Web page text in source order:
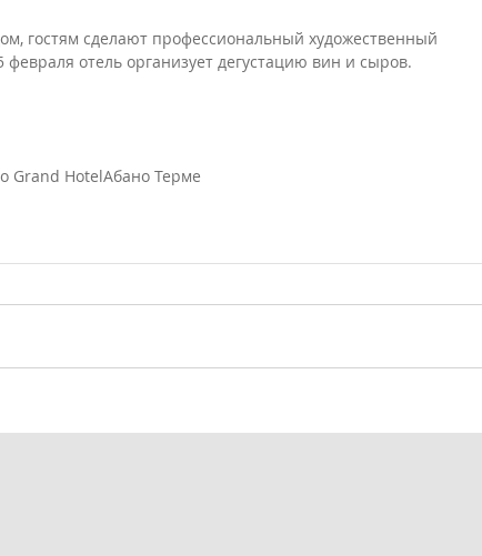
гостям сделают профессиональный художественный
февраля отель организует дегустацию вин и сыров.
Grand HotelАбано Терме